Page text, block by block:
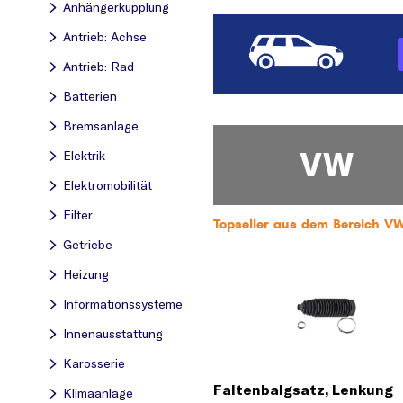
Anhängerkupplung
Antrieb: Achse
Antrieb: Rad
Batterien
Bremsanlage
Elektrik
Elektromobilität
Filter
Getriebe
Heizung
Informationssysteme
Innenausstattung
Karosserie
Klimaanlage
VW
Topseller aus dem Bereich
Faltenbalgsatz, Lenkung